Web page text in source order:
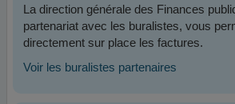
La direction générale des Finances
partenariat avec les buralistes, vous
directement sur place les factures.
Voir les buralistes partenaires